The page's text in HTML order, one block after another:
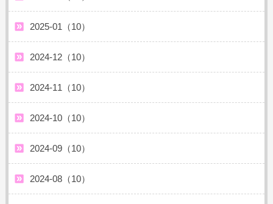
2025-01（10）
2024-12（10）
2024-11（10）
2024-10（10）
2024-09（10）
2024-08（10）